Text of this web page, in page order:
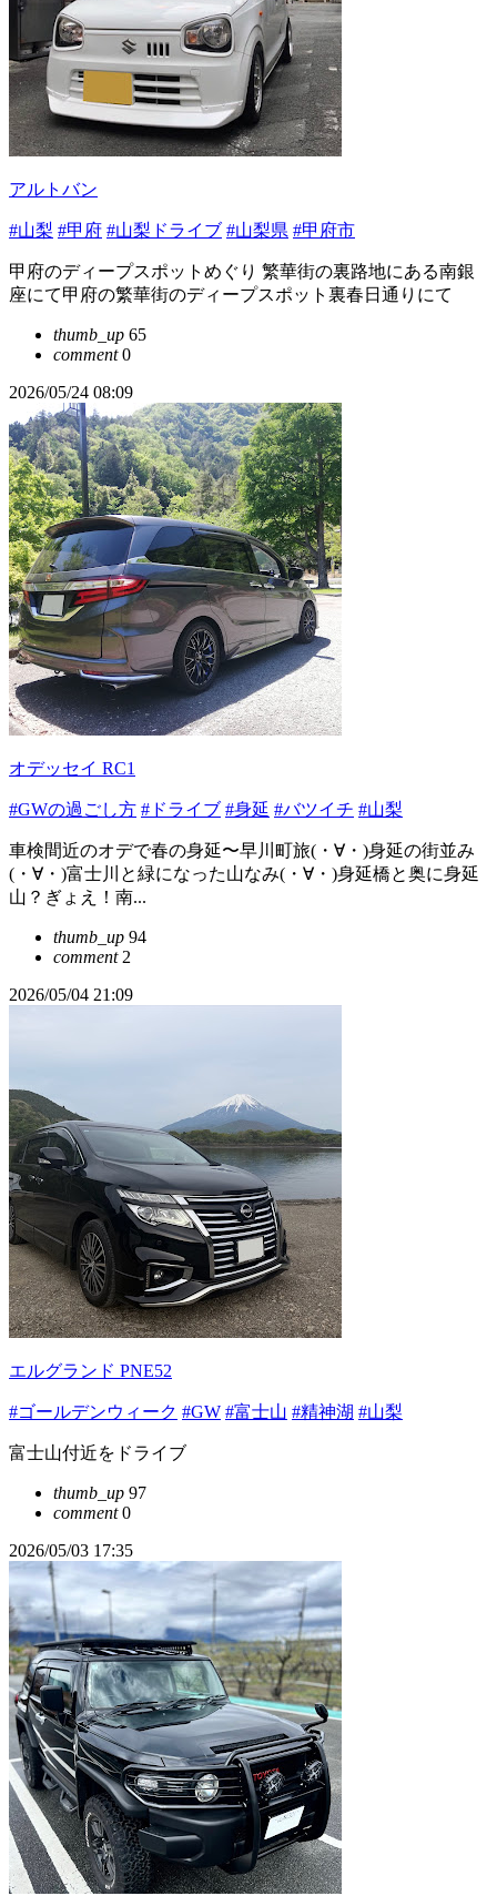
アルトバン
#山梨 #甲府 #山梨ドライブ #山梨県 #甲府市
甲府のディープスポットめぐり 繁華街の裏路地にある南銀
座にて甲府の繁華街のディープスポット裏春日通りにて
thumb_up 65
comment0
2026/05/24 08:09
オデッセイ RC1
#GWの過ごし方 #ドライブ #身延 #バツイチ #山梨
車検間近のオデで春の身延〜早川町旅(⁠・⁠∀⁠・⁠)身延の街並み
(⁠・⁠∀⁠・⁠)富士川と緑になった山なみ(⁠・⁠∀⁠・⁠)身延橋と奥に身延
山？ぎょえ！南...
thumb_up 94
comment2
2026/05/04 21:09
エルグランド PNE52
#ゴールデンウィーク #GW #富士山 #精神湖 #山梨
富士山付近をドライブ
thumb_up 97
comment0
2026/05/03 17:35